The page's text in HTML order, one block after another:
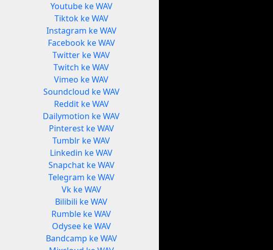
Youtube ke WAV
Tiktok ke WAV
Instagram ke WAV
Facebook ke WAV
Twitter ke WAV
Twitch ke WAV
Vimeo ke WAV
Soundcloud ke WAV
Reddit ke WAV
Dailymotion ke WAV
Pinterest ke WAV
Tumblr ke WAV
Linkedin ke WAV
Snapchat ke WAV
Telegram ke WAV
Vk ke WAV
Bilibili ke WAV
Rumble ke WAV
Odysee ke WAV
Bandcamp ke WAV